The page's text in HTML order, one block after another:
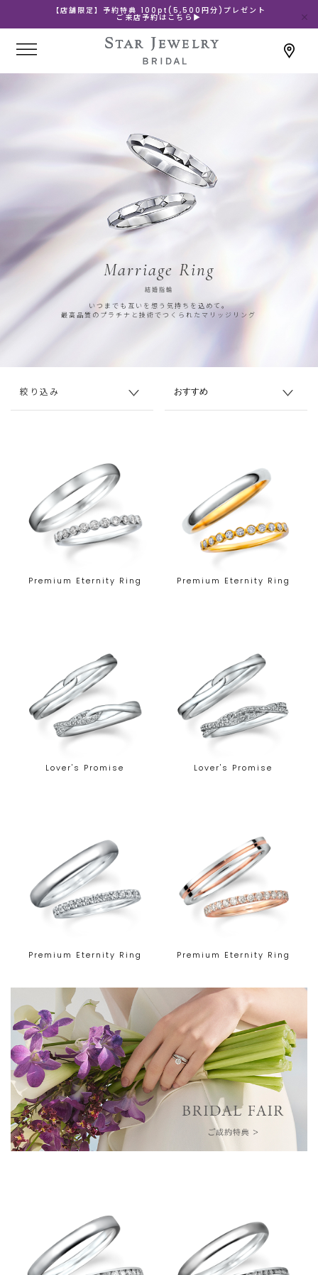
【店舗限定】予約特典 100pt(5,500円分)プレゼント
ご来店予約はこちら▶
Marriage Ring
結婚指輪
いつまでも互いを想う気持ちを込めて。
最高品質のプラチナと技術でつくられたマリッジリング
絞り込み
Premium Eternity Ring Premium Eternity Ring
Lover's Promise Lover's Promise
Premium Eternity Ring Premium Eternity Ring